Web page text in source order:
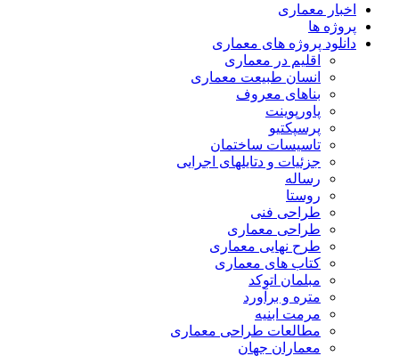
اخبار معماری
پروژه ها
دانلود پروژه های معماری
اقلیم در معماری
انسان طبیعت معماری
بناهای معروف
پاورپوینت
پرسپکتیو
تاسیسات ساختمان
جزئیات و دتایلهای اجرایی
رساله
روستا
طراحی فنی
طراحی معماری
طرح نهایی معماری
کتاب های معماری
مبلمان اتوکد
متره و برآورد
مرمت ابنیه
مطالعات طراحی معماری
معماران جهان